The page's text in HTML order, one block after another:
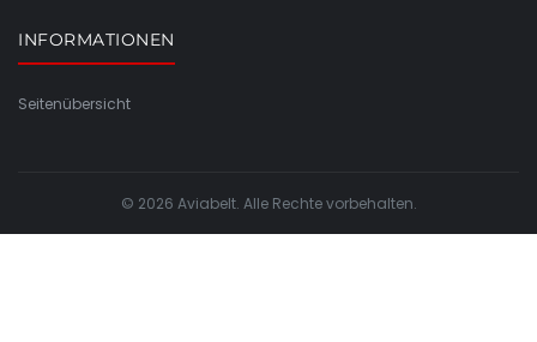
INFORMATIONEN
Seitenübersicht
© 2026 Aviabelt. Alle Rechte vorbehalten.